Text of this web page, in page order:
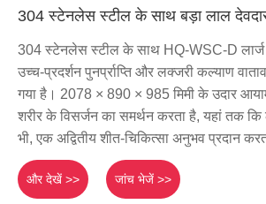
304 स्टेनलेस स्टील के साथ बड़ा लाल
304 स्टेनलेस स्टील के साथ HQ-WSC-D
उच्च-प्रदर्शन पुनर्प्राप्ति और लक्जरी कल्याण
गया है। 2078 × 890 × 985 मिमी के उदार
शरीर के विसर्जन का समर्थन करता है, यहां तक
भी, एक अद्वितीय शीत-चिकित्सा अनुभव प्रदान
और देखें >> जांच भेजें >>